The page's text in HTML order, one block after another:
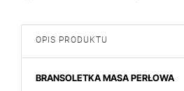
OPIS PRODUKTU
BRANSOLETKA MASA PERŁOWA